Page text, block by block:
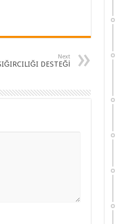
Next
DESTEĞİ